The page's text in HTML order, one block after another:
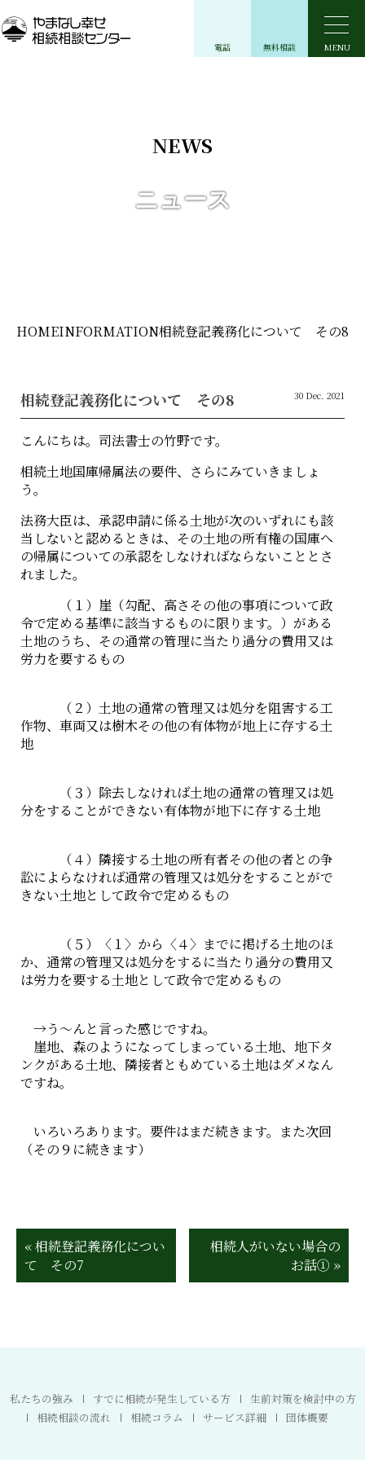
一般社団法
MENU
無料相談
電話
NEWS
ニュース
HOMEINFORMATION相続登記義務化について その8
相続登記義務化について その8 30 Dec. 2021
こんにちは。司法書士の竹野です。
相続土地国庫帰属法の要件、さらにみていきましょ
う。
法務大臣は、承認申請に係る土地が次のいずれにも該
当しないと認めるときは、その土地の所有権の国庫へ
の帰属についての承認をしなければならないこととさ
れました。
（１）崖（勾配、高さその他の事項について政
令で定める基準に該当するものに限ります。）がある
土地のうち、その通常の管理に当たり過分の費用又は
労力を要するもの
（２）土地の通常の管理又は処分を阻害する工
作物、車両又は樹木その他の有体物が地上に存する土
地
（３）除去しなければ土地の通常の管理又は処
分をすることができない有体物が地下に存する土地
（４）隣接する土地の所有者その他の者との争
訟によらなければ通常の管理又は処分をすることがで
きない土地として政令で定めるもの
（５）〈１〉から〈４〉までに掲げる土地のほ
か、通常の管理又は処分をするに当たり過分の費用又
は労力を要する土地として政令で定めるもの
→う～んと言った感じですね。
崖地、森のようになってしまっている土地、地下タ
ンクがある土地、隣接者ともめている土地はダメなん
ですね。
いろいろあります。要件はまだ続きます。また次回
（その９に続きます）
« 相続登記義務化につい
て その7
相続人がいない場合の
お話① »
私たちの強み すでに相続が発生している方
生前対策を検討中の方
相続相談の流れ
相続コラム サービス詳細 団体概要